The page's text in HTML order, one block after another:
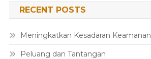
RECENT POSTS
Meningkatkan Kesadaran Keamanan
Peluang dan Tantangan